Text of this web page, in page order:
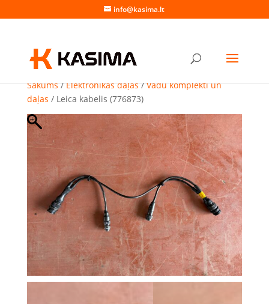
info@kasima.lt
Sākums/Elektronikas daļas/Vadu komplekti un
daļas / Leica kabelis (776873)